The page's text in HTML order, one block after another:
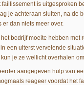
faillissement is uitgesproken
je achteraan sluiten, na de
er dan niets meer over.
het bedrijf moeite hebben met
een uiterst vervelende
kun je ze wellicht overhalen
aangegeven hulp van
reageer voordat het